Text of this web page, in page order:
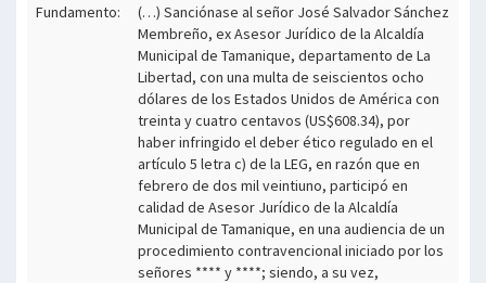
Fundamento:
(…) Sanciónase al señor José Salvador Sánchez
Membreño, ex Asesor Jurídico de la Alcaldía
Municipal de Tamanique, departamento de La
Libertad, con una multa de seiscientos ocho
dólares de los Estados Unidos de América con
treinta y cuatro centavos (US$608.34), por
haber infringido el deber ético regulado en el
artículo 5 letra c) de la LEG, en razón que en
febrero de dos mil veintiuno, participó en
calidad de Asesor Jurídico de la Alcaldía
Municipal de Tamanique, en una audiencia de un
procedimiento contravencional iniciado por los
señores **** y ****; siendo, a su vez,